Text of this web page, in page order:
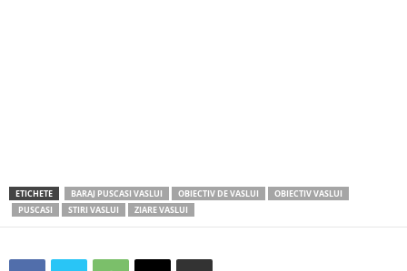
ETICHETE BARAJ PUSCASI VASLUI OBIECTIV DE VASLUI
OBIECTIV VASLUI
PUSCASI
STIRI VASLUI ZIARE VASLUI